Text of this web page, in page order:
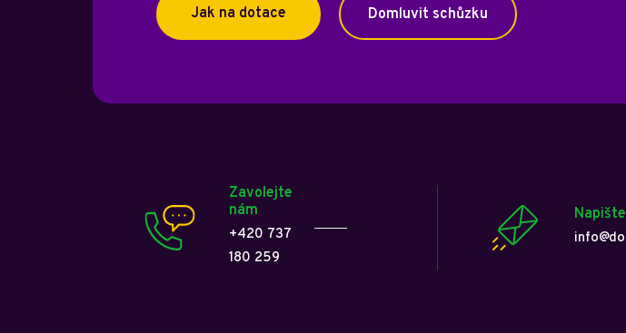
Jak na dotace Domluvit schůzku
Zavolejte
nám
+420 737
180 259